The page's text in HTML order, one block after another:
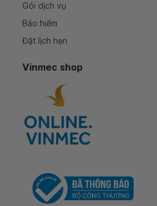
Gói dịch vụ
Bảo hiểm
Đặt lịch hẹn
Vinmec shop